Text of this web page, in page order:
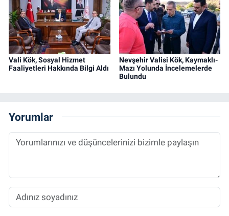
Vali Kök, Sosyal Hizmet
Faaliyetleri Hakkında Bilgi Aldı
Nevşehir Valisi Kök, Kaymaklı-
Mazı Yolunda İncelemelerde
Bulundu
Yorumlar